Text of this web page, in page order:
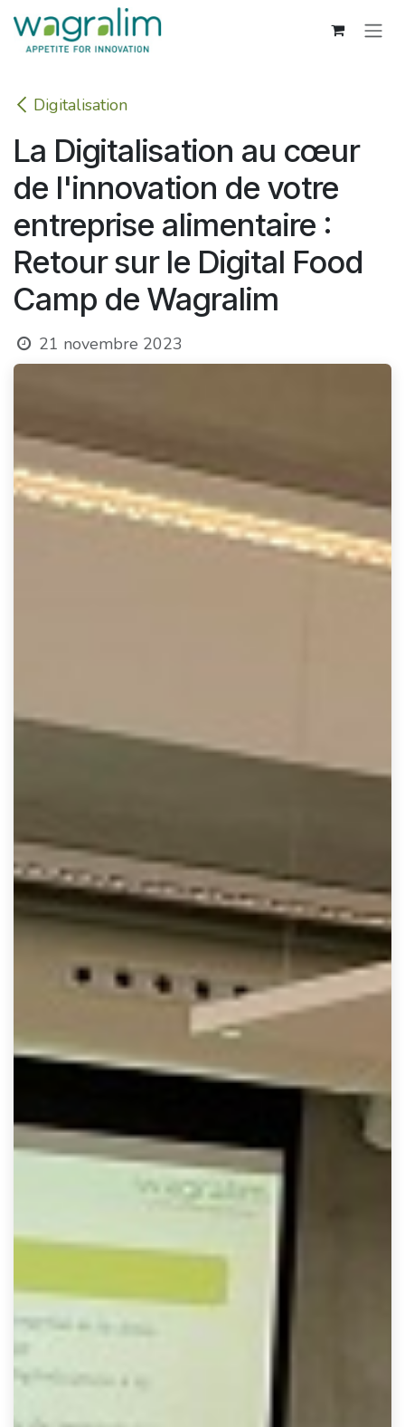
Se rendre au contenu
Digitalisation
La Digitalisation au cœur
de l'innovation de votre
entreprise alimentaire :
Retour sur le Digital Food
Camp de Wagralim
21 novembre 2023